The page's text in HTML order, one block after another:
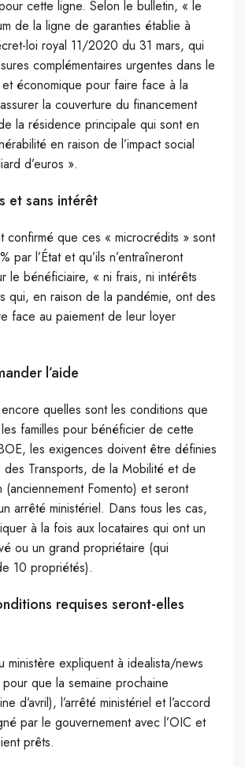
cette ligne. Selon le bulletin, « le
de la ligne de garanties établie à
loi royal 11/2020 du 31 mars, qui
complémentaires urgentes dans le
économique pour faire face à la
la couverture du financement
la résidence principale qui sont en
en raison de l’impact social
d’euros ».
et sans intérêt
confirmé que ces « microcrédits » sont
par l’État et qu’ils n’entraîneront
le bénéficiaire, « ni frais, ni intérêts
qui, en raison de la pandémie, ont des
face au paiement de leur loyer
l’aide
quelles sont les conditions que
familles pour bénéficier de cette
les exigences doivent être définies
des Transports, de la Mobilité et de
(anciennement Fomento) et seront
arrêté ministériel. Dans tous les cas,
à la fois aux locataires qui ont un
ou un grand propriétaire (qui
10 propriétés).
requises seront-elles
ministère expliquent à idealista/news
pour que la semaine prochaine
d’avril), l’arrêté ministériel et l’accord
par le gouvernement avec l’OIC et
prêts.